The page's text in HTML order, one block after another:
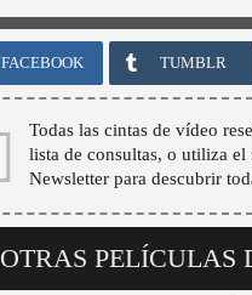
FACEBOOK TUMBLR
Todas las cintas de vídeo
lista de consultas, o utiliza
Newsletter para descubrir
OTRAS PELÍCULAS